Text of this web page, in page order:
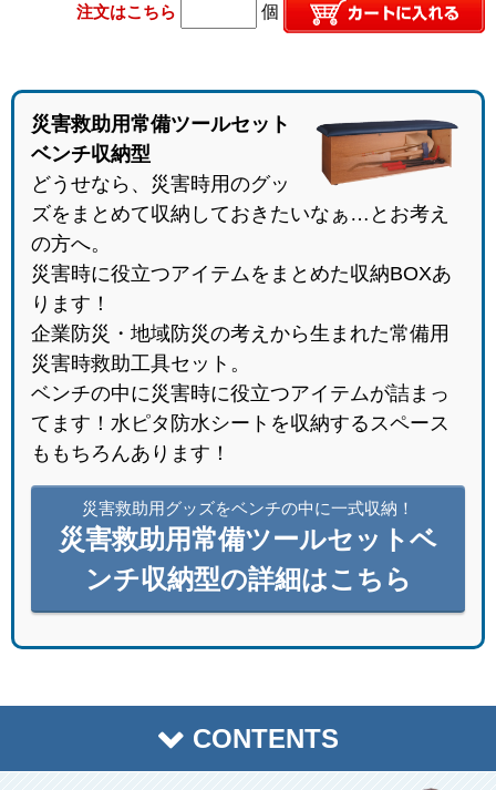
注文はこちら 個
災害救助用常備ツールセット
ベンチ収納型
どうせなら、災害時用のグッ
ズをまとめて収納しておきたいなぁ…とお考え
の方へ。
災害時に役立つアイテムをまとめた収納BOXあ
ります！
企業防災・地域防災の考えから生まれた常備用
災害時救助工具セット。
ベンチの中に災害時に役立つアイテムが詰まっ
てます！水ピタ防水シートを収納するスペース
ももちろんあります！
災害救助用グッズをベンチの中に一式収納！
災害救助用常備ツールセットベ
ンチ収納型の詳細はこちら
CONTENTS